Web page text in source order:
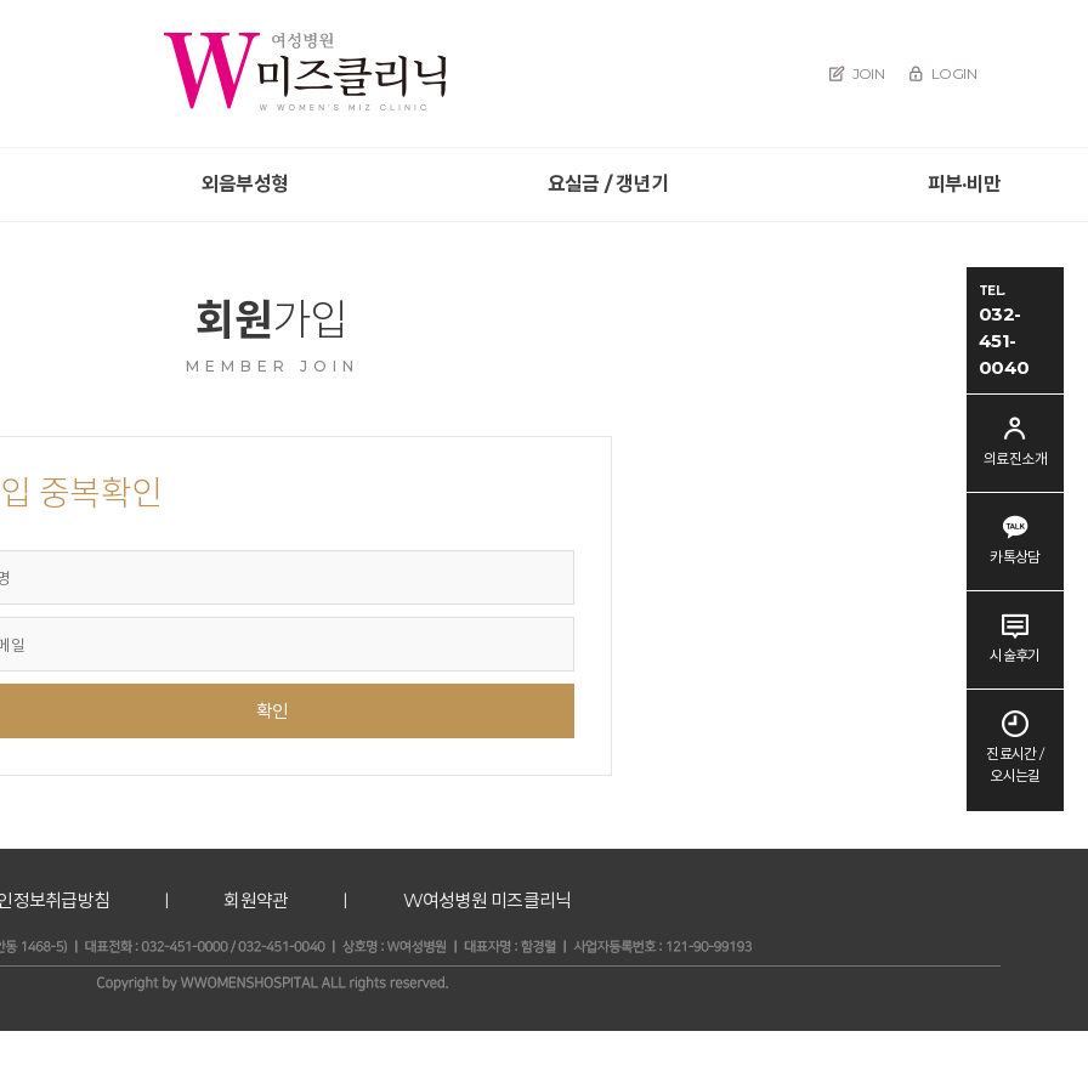
JOIN LOGIN
외음부성형 요실금 / 갱년기 피부·비만
회원가입
MEMBER JOIN
중복확인
TEL.
032-
451-
0040
의료진소개
카톡상담
시술후기
진료시간 /
오시는길
정보취급방침 ㅣ 회원약관 ㅣ W여성병원 미즈클리닉